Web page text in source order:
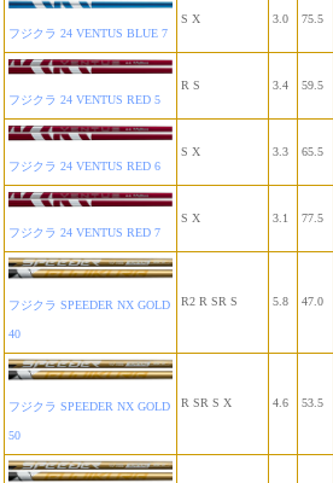
フジクラ 24 VENTUS BLUE 7
S X 3.0 75.5
フジクラ 24 VENTUS RED 5
R S 3.4 59.5
フジクラ 24 VENTUS RED 6
S X 3.3 65.5
フジクラ 24 VENTUS RED 7
S X 3.1 77.5
フジクラ SPEEDER NX GOLD
40
R2 R SR S 5.8 47.0
フジクラ SPEEDER NX GOLD
50
R SR S X 4.6 53.5